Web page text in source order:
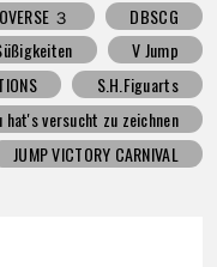
３
DBSCG
V Jump
S.H.Figuarts
hat's versucht zu zeichnen
JUMP VICTORY CARNIVAL